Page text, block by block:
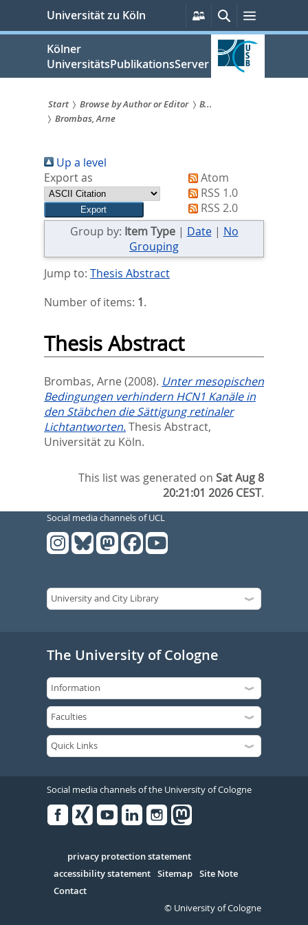
springen
Universität zu Köln
Persönliche
Services
SucheMenü
Kölner
UniversitätsPublikationsServer
Sie
sind
hier:
Start Browse by Author or Editor
B...
Brombas, Arne
Up a level
Export as
Atom
RSS 1.0
RSS 2.0
Group by: Item Type| Date| No
Grouping
Jump to: Thesis Abstract
Number of items: 1.
Thesis Abstract
Brombas, Arne (2008). Unter mesopischen
Bedingungen verhindern HCN1 Kanäle in
den Stäbchen die Sättigung retinaler
Lichtantworten.Thesis Abstract,
Universität zu Köln.
This list was generated onSat Aug 8
20:21:01 2026 CEST.
Social media channels of UCL
The University of Cologne
Social media channels of the University of Cologne
Serivce
privacy protection statement
accessibility statement Sitemap Site Note
Contact
© University of Cologne